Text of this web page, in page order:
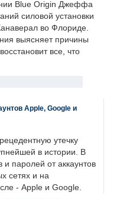
Blue Origin Джеффа
силовой установки
во Флориде.
выясняет причины
все, что
Apple, Google и
утечку
в истории. В
паролей от аккаунтов
сетях и на
- Apple и Google.